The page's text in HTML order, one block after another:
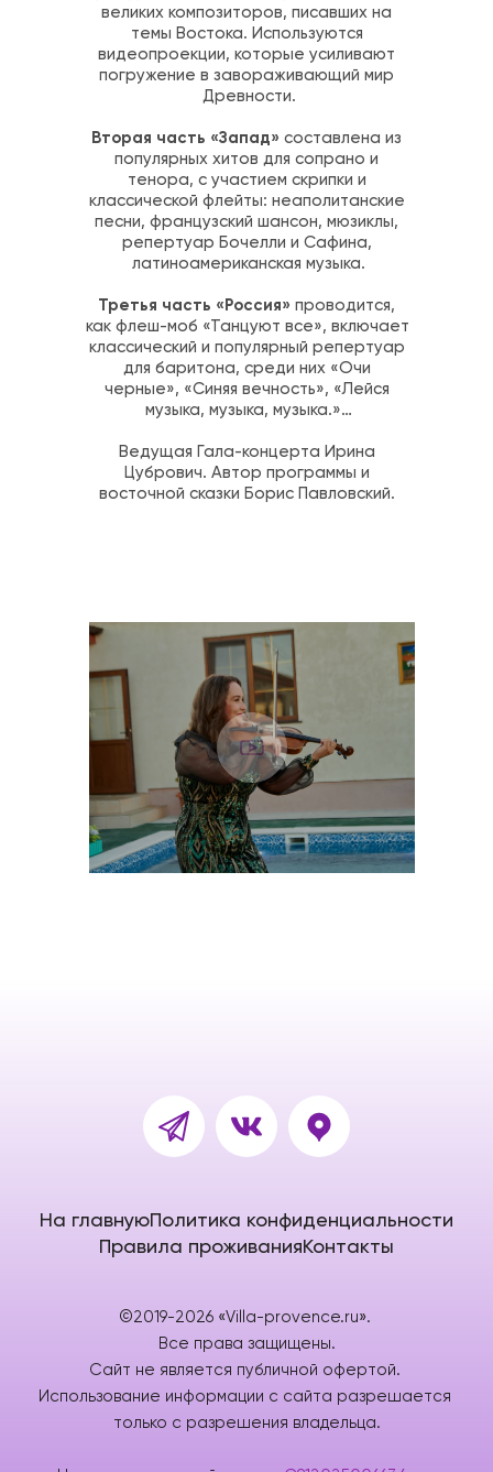
великих композиторов, писавших на
темы Востока. Используются
видеопроекции, которые усиливают
погружение в завораживающий мир
Древности.
Вторая часть «Запад» составлена из
популярных хитов для сопрано и
тенора, с участием скрипки и
классической флейты: неаполитанские
песни, французский шансон, мюзиклы,
репертуар Бочелли и Сафина,
латиноамериканская музыка.
Третья часть «Россия» проводится,
как флеш-моб «Танцуют все», включает
классический и популярный репертуар
для баритона, среди них «Очи
черные», «Синяя вечность», «Лейся
музыка, музыка, музыка.»…
Ведущая Гала-концерта Ирина
Цубрович. Автор программы и
восточной сказки Борис Павловский.
На главнуюПолитика конфиденциальности
Правила проживанияКонтакты
©2019-2026 «Villa-provence.ru».
Все права защищены.
Сайт не является публичной офертой.
Использование информации с сайта разрешается
только с разрешения владельца.